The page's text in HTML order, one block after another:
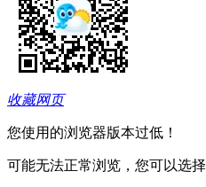
收藏网页
您使用的浏览器版本过低！
可能无法正常浏览，您可以选择